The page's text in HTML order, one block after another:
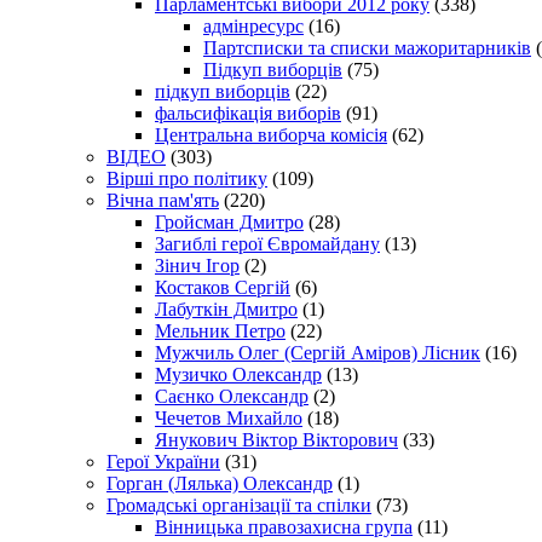
адмінресурс (16)
Партсписки та списки мажоритарників
Підкуп виборців (75)
підкуп виборців (22)
фальсифікація виборів (91)
Центральна виборча комісія (62)
ВІДЕО (303)
Вірші про політику (109)
Вічна пам'ять (220)
Гройсман Дмитро (28)
Загиблі герої Євромайдану (13)
Зінич Ігор (2)
Костаков Сергій (6)
Лабуткін Дмитро (1)
Мельник Петро (22)
Мужчиль Олег (Сергій Аміров) Лісник (16)
Музичко Олександр (13)
Саєнко Олександр (2)
Чечетов Михайло (18)
Янукович Віктор Вікторович (33)
Герої України (31)
Горган (Лялька) Олександр (1)
Громадські організації та спілки (73)
Вінницька правозахисна група (11)